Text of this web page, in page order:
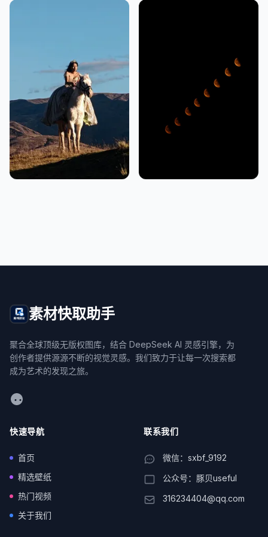
素材快取助手
聚合全球顶级无版权图库，结合 DeepSeek AI 灵感引擎，为
创作者提供源源不断的视觉灵感。我们致力于让每一次搜索都
成为艺术的发现之旅。
WeChat
快速导航
首页
精选壁纸
热门视频
关于我们
联系我们
微信：sxbf_9192
公众号：豚贝useful
316234404@qq.com